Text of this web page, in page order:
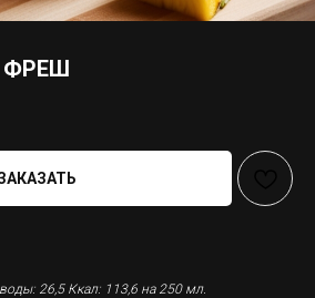
26,5 Ккал: 113,6 на 250 мл.